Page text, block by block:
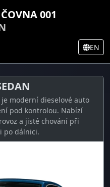
001
EN
moderní dieselové auto
pod kontrolou. Nabízí
a jisté chování při
po dálnici.